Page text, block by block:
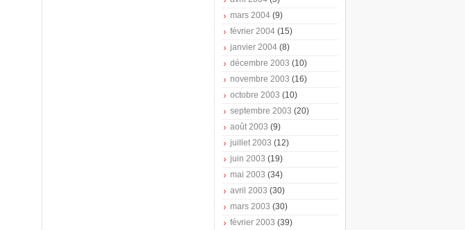
mars 2004 (9)
février 2004 (15)
janvier 2004 (8)
décembre 2003 (10)
novembre 2003 (16)
octobre 2003 (10)
septembre 2003 (20)
août 2003 (9)
juillet 2003 (12)
juin 2003 (19)
mai 2003 (34)
avril 2003 (30)
mars 2003 (30)
février 2003 (39)